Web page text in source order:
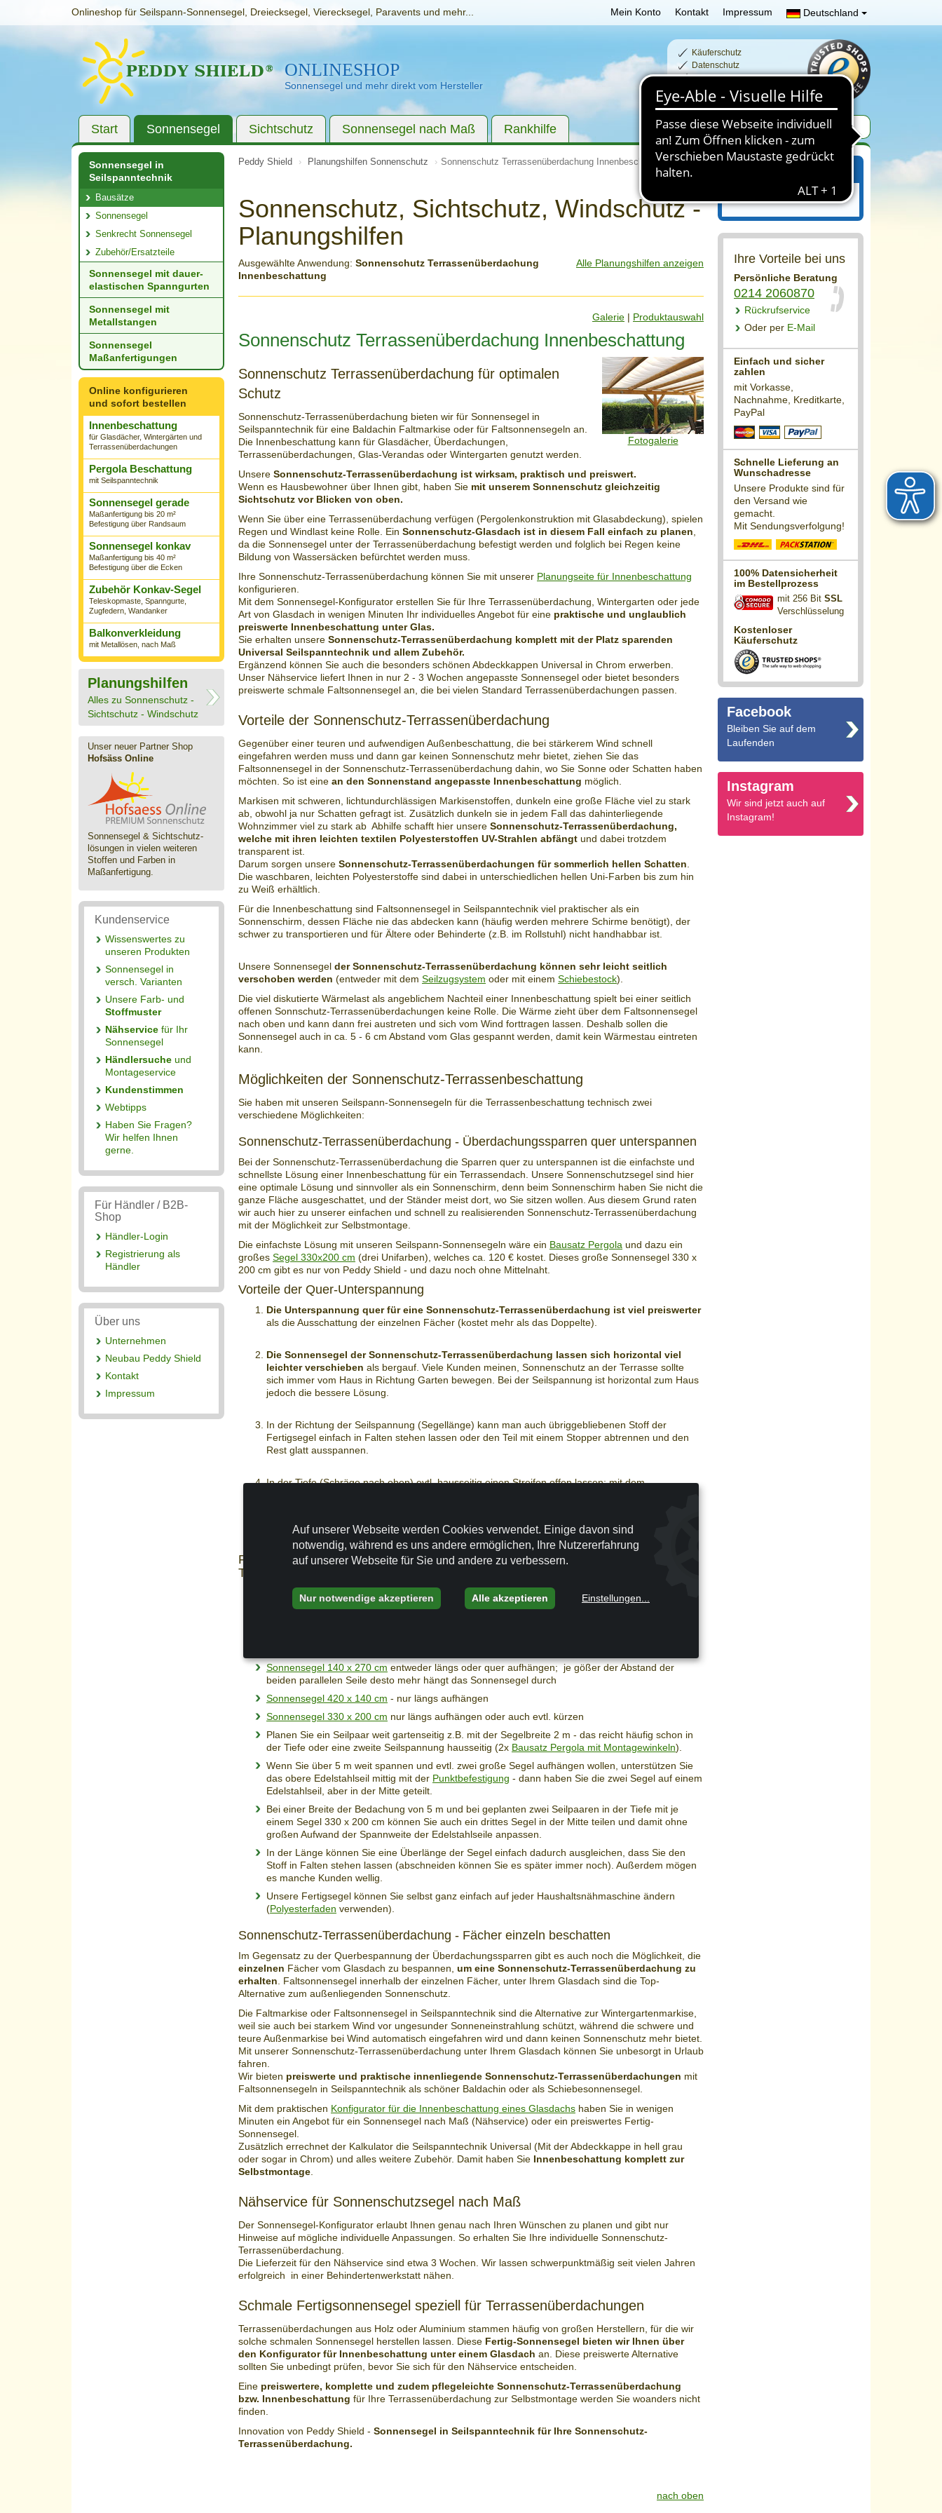
Onlineshop für Seilspann-Sonnensegel, Dreiecksegel, Vierecksegel, Paravents und mehr... Mein Konto Kontakt Impressum Deutschland
ONLINESHOP
Sonnensegel und mehr direkt vom Hersteller
Käuferschutz
Datenschutz
Schnelle Lieferzeiten
Sichere Zahlung
Start Sonnensegel Sichtschutz Sonnensegel nach Maß Rankhilfe
Peddy Shield Planungshilfen Sonnenschutz Sonnenschutz Terrassenüberdachung Innenbeschattung
Sonnenschutz, Sichtschutz, Windschutz -
Planungshilfen
Alle Planungshilfen anzeigen
Ausgewählte Anwendung: Sonnenschutz Terrassenüberdachung
Innenbeschattung
Galerie | Produktauswahl
Sonnenschutz Terrassenüberdachung Innenbeschattung
Fotogalerie
Sonnenschutz Terrassenüberdachung für optimalen
Schutz
Sonnenschutz-Terrassenüberdachung bieten wir für Sonnensegel in
Seilspanntechnik für eine Baldachin Faltmarkise oder für Faltsonnensegeln an.
Die Innenbeschattung kann für Glasdächer, Überdachungen,
Terrassenüberdachungen, Glas-Verandas oder Wintergarten genutzt werden.
Unsere Sonnenschutz-Terrassenüberdachung ist wirksam, praktisch und preiswert.
Wenn es Hausbewohner über Ihnen gibt, haben Sie mit unserem Sonnenschutz gleichzeitig
Sichtschutz vor Blicken von oben.
Wenn Sie über eine Terrassenüberdachung verfügen (Pergolenkonstruktion mit Glasabdeckung), spielen
Regen und Windlast keine Rolle. Ein Sonnenschutz-Glasdach ist in diesem Fall einfach zu planen
da die Sonnensegel unter der Terrassenüberdachung befestigt werden und folglich bei Regen keine
Bildung von Wassersäcken befürchtet werden muss.
Ihre Sonnenschutz-Terrassenüberdachung können Sie mit unserer Planungseite für Innenbeschattung
konfigurieren.
Mit dem Sonnensegel-Konfigurator erstellen Sie für Ihre Terrassenüberdachung, Wintergarten oder jede
Art von Glasdach in wenigen Minuten Ihr individuelles Angebot für eine praktische und unglaublich
preiswerte Innenbeschattung unter Glas.
Sie erhalten unsere Sonnenschutz-Terrassenüberdachung komplett mit der Platz sparenden
Universal Seilspanntechnik und allem Zubehör.
Ergänzend können Sie auch die besonders schönen Abdeckkappen Universal in Chrom erwerben.
Unser Nähservice liefert Ihnen in nur 2 - 3 Wochen angepasste Sonnensegel oder bietet besonders
preiswerte schmale Faltsonnensegel an, die bei vielen Standard Terrassenüberdachungen passen.
Vorteile der Sonnenschutz-Terrassenüberdachung
Gegenüber einer teuren und aufwendigen Außenbeschattung, die bei stärkerem Wind schnell
eingefahren werden muss und dann gar keinen Sonnenschutz mehr bietet, ziehen Sie das
Faltsonnensegel in der Sonnenschutz-Terrassenüberdachung dahin, wo Sie Sonne oder Schatten haben
möchten. So ist eine an den Sonnenstand angepasste Innenbeschattung möglich.
Markisen mit schweren, lichtundurchlässigen Markisenstoffen, dunkeln eine große Fläche viel zu stark
ab, obwohl ja nur Schatten gefragt ist. Zusätzlich dunkeln sie in jedem Fall das dahinterliegende
Wohnzimmer viel zu stark ab Abhilfe schafft hier unsere Sonnenschutz-Terrassenüberdachung,
welche mit ihren leichten textilen Polyesterstoffen UV-Strahlen abfängt und dabei trotzdem
transparent ist.
Darum sorgen unsere Sonnenschutz-Terrassenüberdachungen für sommerlich hellen Schatten
Die waschbaren, leichten Polyesterstoffe sind dabei in unterschiedlichen hellen Uni-Farben bis zum hin
zu Weiß erhältlich.
Für die Innenbeschattung sind Faltsonnensegel in Seilspanntechnik viel praktischer als ein
Sonnenschirm, dessen Fläche nie das abdecken kann (häufig werden mehrere Schirme benötigt), der
schwer zu transportieren und für Ältere oder Behinderte (z.B. im Rollstuhl) nicht handhabbar ist.
Unsere Sonnensegel der Sonnenschutz-Terrassenüberdachung können sehr leicht seitlich
verschoben werden (entweder mit dem Seilzugsystem oder mit einem Schiebestock).
Die viel diskutierte Wärmelast als angeblichem Nachteil einer Innenbeschattung spielt bei einer seitlich
offenen Sonnschutz-Terrassenüberdachungen keine Rolle. Die Wärme zieht über dem Faltsonnensegel
nach oben und kann dann frei austreten und sich vom Wind forttragen lassen. Deshalb sollen die
Sonnensegel auch in ca. 5 - 6 cm Abstand vom Glas gespannt werden, damit kein Wärmestau eintreten
kann.
Möglichkeiten der Sonnenschutz-Terrassenbeschattung
Sie haben mit unseren Seilspann-Sonnensegeln für die Terrassenbeschattung technisch zwei
verschiedene Möglichkeiten:
Sonnenschutz-Terrassenüberdachung - Überdachungssparren quer unterspannen
Bei der Sonnenschutz-Terrassenüberdachung die Sparren quer zu unterspannen ist die einfachste und
schnellste Lösung einer Innenbeschattung für ein Terrassendach. Unsere Sonnenschutzsegel sind hier
eine optimale Lösung und sinnvoller als ein Sonnenschirm, denn beim Sonnenschirm haben Sie nicht die
ganze Fläche ausgeschattet, und der Ständer meist dort, wo Sie sitzen wollen. Aus diesem Grund raten
wir auch hier zu unserer einfachen und schnell zu realisierenden Sonnenschutz-Terrassenüberdachung
mit der Möglichkeit zur Selbstmontage.
Die einfachste Lösung mit unseren Seilspann-Sonnensegeln wäre ein Bausatz Pergola und dazu ein
großes Segel 330x200 cm (drei Unifarben), welches ca. 120 € kostet. Dieses große Sonnensegel 330 x
200 cm gibt es nur von Peddy Shield - und dazu noch ohne Mittelnaht.
Vorteile der Quer-Unterspannung
Die Unterspannung quer für eine Sonnenschutz-Terrassenüberdachung ist viel preiswerter
als die Ausschattung der einzelnen Fächer (kostet mehr als das Doppelte).
Die Sonnensegel der Sonnenschutz-Terrassenüberdachung lassen sich horizontal viel
leichter verschieben als bergauf. Viele Kunden meinen, Sonnenschutz an der Terrasse sollte
sich immer vom Haus in Richtung Garten bewegen. Bei der Seilspannung ist horizontal zum Haus
jedoch die bessere Lösung.
In der Richtung der Seilspannung (Segellänge) kann man auch übriggebliebenen Stoff der
Fertigsegel einfach in Falten stehen lassen oder den Teil mit einem Stopper abtrennen und den
Rest glatt ausspannen.
In der Tiefe (Schräge nach oben) evtl. hausseitig einen Streifen offen lassen; mit dem
Praktische Hinweise zur Planung und Montage der Sonnensegel quer unter einer
Terrassenüberdachung
Seilspannung gartenseitig beginnen - ausreichende Kopfhöhe beachten.
Sonnensegel 140 x 270 cm entweder längs oder quer aufhängen; je gößer der Abstand der
beiden parallelen Seile desto mehr hängt das Sonnensegel durch
Sonnensegel 420 x 140 cm - nur längs aufhängen
Sonnensegel 330 x 200 cm nur längs aufhängen oder auch evtl. kürzen
Planen Sie ein Seilpaar weit gartenseitig z.B. mit der Segelbreite 2 m - das reicht häufig schon in
der Tiefe oder eine zweite Seilspannung hausseitig (2x Bausatz Pergola mit Montagewinkeln).
Wenn Sie über 5 m weit spannen und evtl. zwei große Segel aufhängen wollen, unterstützen Sie
das obere Edelstahlseil mittig mit der Punktbefestigung - dann haben Sie die zwei Segel auf einem
Edelstahlseil, aber in der Mitte geteilt.
Bei einer Breite der Bedachung von 5 m und bei geplanten zwei Seilpaaren in der Tiefe mit je
einem Segel 330 x 200 cm können Sie auch ein drittes Segel in der Mitte teilen und damit ohne
großen Aufwand der Spannweite der Edelstahlseile anpassen.
In der Länge können Sie eine Überlänge der Segel einfach dadurch ausgleichen, dass Sie den
Stoff in Falten stehen lassen (abschneiden können Sie es später immer noch). Außerdem mögen
es manche Kunden wellig.
Unsere Fertigsegel können Sie selbst ganz einfach auf jeder Haushaltsnähmaschine ändern
(Polyesterfaden verwenden).
Sonnenschutz-Terrassenüberdachung - Fächer einzeln beschatten
Im Gegensatz zu der Querbespannung der Überdachungssparren gibt es auch noch die Möglichkeit, die
einzelnen Fächer vom Glasdach zu bespannen, um eine Sonnenschutz-Terrassenüberdachung zu
erhalten . Faltsonnensegel innerhalb der einzelnen Fächer, unter Ihrem Glasdach sind die Top-
Alternative zum außenliegenden Sonnenschutz.
Die Faltmarkise oder Faltsonnensegel in Seilspanntechnik sind die Alternative zur Wintergartenmarkise,
weil sie auch bei starkem Wind vor ungesunder Sonneneinstrahlung schützt, während die schwere und
teure Außenmarkise bei Wind automatisch eingefahren wird und dann keinen Sonnenschutz mehr bietet.
Mit unserer Sonnenschutz-Terrassenüberdachung unter Ihrem Glasdach können Sie unbesorgt in Urlaub
fahren.
Wir bieten preiswerte und praktische innenliegende Sonnenschutz-Terrassenüberdachungen mit
Faltsonnensegeln in Seilspanntechnik als schöner Baldachin oder als Schiebesonnensegel.
Mit dem praktischen Konfigurator für die Innenbeschattung eines Glasdachs haben Sie in wenigen
Minuten ein Angebot für ein Sonnensegel nach Maß (Nähservice) oder ein preiswertes Fertig-
Sonnensegel.
Zusätzlich errechnet der Kalkulator die Seilspanntechnik Universal (Mit der Abdeckkappe in hell grau
oder sogar in Chrom) und alles weitere Zubehör. Damit haben Sie Innenbeschattung komplett zur
Selbstmontage
Nähservice für Sonnenschutzsegel nach Maß
Der Sonnensegel-Konfigurator erlaubt Ihnen genau nach Ihren Wünschen zu planen und gibt nur
Hinweise auf mögliche individuelle Anpassungen. So erhalten Sie Ihre individuelle Sonnenschutz-
Terrassenüberdachung.
Die Lieferzeit für den Nähservice sind etwa 3 Wochen. Wir lassen schwerpunktmäßig seit vielen Jahren
erfolgreich in einer Behindertenwerkstatt nähen.
Schmale Fertigsonnensegel speziell für Terrassenüberdachungen
Terrassenüberdachungen aus Holz oder Aluminium stammen häufig von großen Herstellern, für die wir
solche schmalen Sonnensegel herstellen lassen. Diese Fertig-Sonnensegel bieten wir Ihnen über
den Konfigurator für Innenbeschattung unter einem Glasdach an. Diese preiswerte Alternative
sollten Sie unbedingt prüfen, bevor Sie sich für den Nähservice entscheiden.
Eine preiswertere, komplette und zudem pflegeleichte Sonnenschutz-Terrassenüberdachung
bzw. Innenbeschattung für Ihre Terrassenüberdachung zur Selbstmontage werden Sie woanders nicht
finden.
Innovation von Peddy Shield - Sonnensegel in Seilspanntechnik für Ihre Sonnenschutz-
Terrassenüberdachung.
nach oben
Ihr Einkaufswagen ist leer.
Ihre Vorteile bei uns
Persönliche Beratung
0214 2060870
Rückrufservice
Oder per E-Mail
Einfach und sicher
zahlen
mit Vorkasse,
Nachnahme, Kreditkarte,
PayPal
Schnelle Lieferung an
Wunschadresse
Unsere Produkte sind für
den Versand wie
gemacht.
Mit Sendungsverfolgung!
100% Datensicherheit
im Bestellprozess
mit 256 Bit SSL
Verschlüsselung
Kostenloser
Käuferschutz
Facebook
Bleiben Sie auf dem
Laufenden
Instagram
Wir sind jetzt auch auf
Instagram!
Sonnensegel in
Seilspanntechnik
Bausätze
Sonnensegel
Senkrecht Sonnensegel
Zubehör/Ersatzteile
Sonnensegel mit dauer­
elastischen Spanngurten
Sonnensegel mit
Metallstangen
Sonnensegel
Maßanfertigungen
Online konfigurieren
und sofort bestellen
Innenbeschattung
für Glasdächer, Wintergärten und
Terrassenüberdachungen
Pergola Beschattung
mit Seilspanntechnik
Sonnensegel gerade
Maßanfertigung bis 20 m²
Befestigung über Randsaum
Sonnensegel konkav
Maßanfertigung bis 40 m²
Befestigung über die Ecken
Zubehör Konkav-Segel
Teleskopmaste, Spanngurte,
Zugfedern, Wandanker
Balkonverkleidung
mit Metallösen, nach Maß
Planungshilfen
Alles zu Sonnenschutz -
Sichtschutz - Windschutz
Unser neuer Partner Shop
Hofsäss Online
Sonnensegel & Sichtschutz­
lösungen in vielen weiteren
Stoffen und Farben in
Maßanfertigung.
Kundenservice
Wissenswertes zu
unseren Produkten
Sonnensegel in
versch. Varianten
Unsere Farb- und
Stoffmuster
Nähservice für Ihr
Sonnensegel
Händlersuche und
Montageservice
Kundenstimmen
Webtipps
Haben Sie Fragen?
Wir helfen Ihnen
gerne.
Für Händler / B2B-
Shop
Händler-Login
Registrierung als
Händler
Über uns
Unternehmen
Neubau Peddy Shield
Kontakt
Impressum
Auf unserer Webseite werden Cookies verwendet. Einige davon sind
notwendig, während es uns andere ermöglichen, Ihre Nutzererfahrung
auf unserer Webseite für Sie und andere zu verbessern.
Nur notwendige akzeptieren Alle akzeptieren Einstellungen